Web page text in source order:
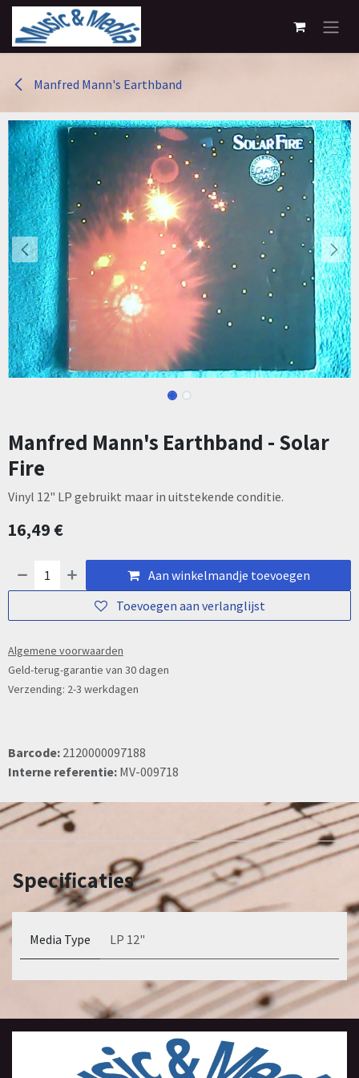
Overslaan naar inhoud
Manfred Mann's Earthband
Manfred Mann's Earthband - Solar
Fire
Vinyl 12" LP gebruikt maar in uitstekende conditie.
16,49€
Aan winkelmandje toevoegen
Toevoegen aan verlanglijst
Algemene voorwaarden
Geld-terug-garantie van 30 dagen
Verzending: 2-3 werkdagen
Barcode: 2120000097188
Interne referentie: MV-009718
Specificaties
Media Type LP 12"